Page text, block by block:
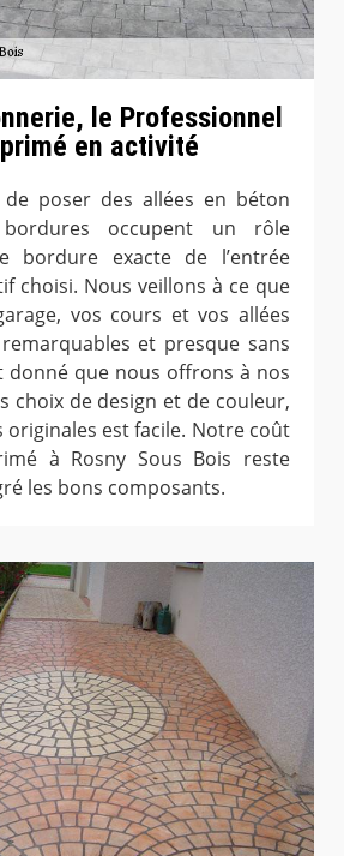
le Professionnel
en activité
poser des allées en béton
occupent un rôle
bordure exacte de l’entrée
choisi. Nous veillons à ce que
vos cours et vos allées
et presque sans
donné que nous offrons à nos
choix de design et de couleur,
originales est facile. Notre coût
à Rosny Sous Bois reste
les bons composants.